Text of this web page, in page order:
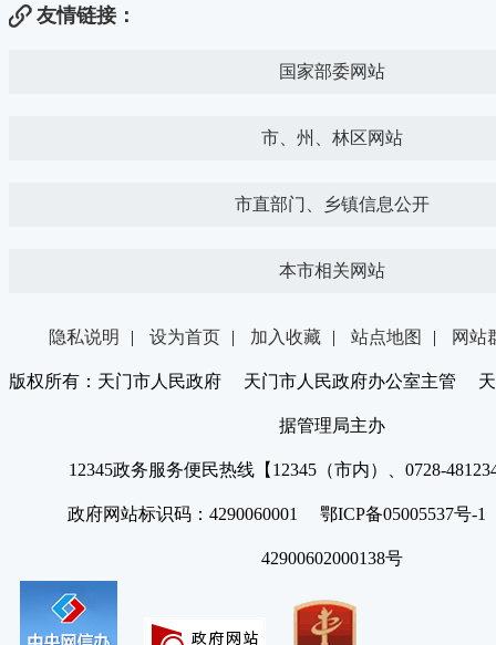
友情链接：
国家部委网站
市、州、林区网站
市直部门、乡镇信息公开
本市相关网站
隐私说明 | 设为首页 | 加入收藏 | 站点地图 | 网站
版权所有：天门市人民政府 天门市人民政府办公室主管 天
据管理局主办
12345政务服务便民热线【12345（市内）、0728-
政府网站标识码：4290060001 鄂ICP备05005537号
42900602000138号